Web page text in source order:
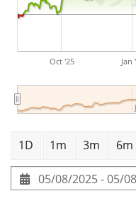
Oct '25 Jan
1D 1m 3m 6m
05/08/2025 - 05/